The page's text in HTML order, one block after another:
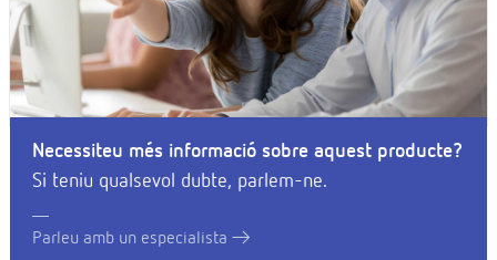
Necessiteu més informació sobre aquest producte?
Si teniu qualsevol dubte, parlem-ne.
Parleu amb un especialista